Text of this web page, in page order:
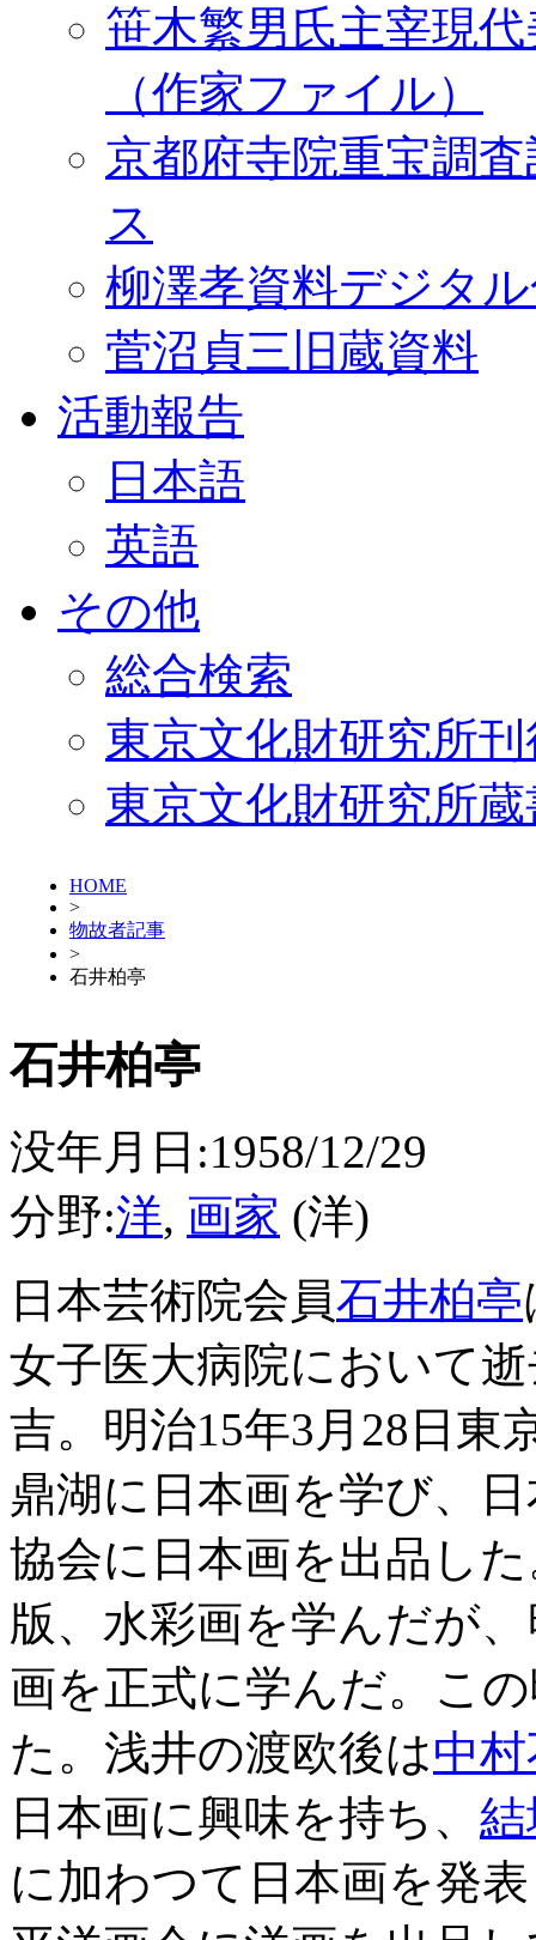
笹木繁男氏主宰現
（作家ファイル）
京都府寺院重宝調
ス
柳澤孝資料デジタ
菅沼貞三旧蔵資料
活動報告
日本語
英語
その他
総合検索
東京文化財研究所
東京文化財研究所
HOME
>
物故者記事
>
石井柏亭
石井柏亭
没年月日:1958/12/29
分野:洋, 画家 (洋)
日本芸術院会員石井柏亭
女子医大病院において
吉。明治15年3月28日東
鼎湖に日本画を学び、
協会に日本画を出品し
版、水彩画を学んだが
画を正式に学んだ。こ
た。浅井の渡欧後は中
日本画に興味を持ち、
に加わつて日本画を発